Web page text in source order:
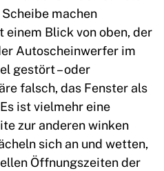
machen
einem Blick von oben, der
Autoscheinwerfer im
gestört – oder
falsch, das Fenster als
ist vielmehr eine
zur anderen winken
sich an und wetten,
Öffnungszeiten der